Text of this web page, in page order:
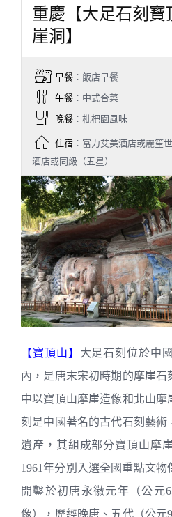
重慶【大足石刻
崖洞】
早餐 ：飯店早餐
午餐 ：中式合菜
晚餐 ：枇杷園風味
住宿 ：富力艾美酒店或麗笙
酒店或同級（五星）
【寶頂山】 大足石刻位於中
內，是唐末宋初時期的摩崖石
中以寶頂山摩崖造像和北山摩
刻是中國著名的古代石刻藝術
遺產，其組成部分寶頂山摩
1961年分別入選全國重點文
開鑿於初唐永徽元年（公元
像），歷經晚唐、五代（公元